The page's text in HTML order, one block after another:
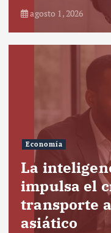
agosto 1, 2026
Economía
La
impulsa el
transporte
asiático